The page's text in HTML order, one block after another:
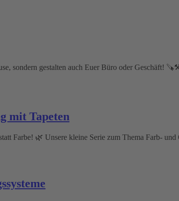
sondern gestalten auch Euer Büro oder Geschäft!
mit Tapeten
Farbe! 🌿 Unsere kleine Serie zum Thema Farb-